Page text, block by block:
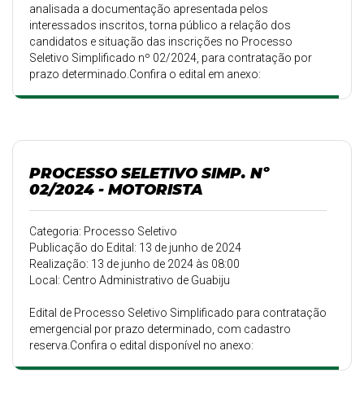
analisada a documentação apresentada pelos
interessados inscritos, torna público a relação dos
candidatos e situação das inscrições no Processo
Seletivo Simplificado nº 02/2024, para contratação por
prazo determinado.Confira o edital em anexo:
PROCESSO SELETIVO SIMP. Nº
02/2024 - MOTORISTA
Categoria: Processo Seletivo
Publicação do Edital: 13 de junho de 2024
Realização: 13 de junho de 2024 às 08:00
Local: Centro Administrativo de Guabiju
Edital de Processo Seletivo Simplificado para contratação
emergencial por prazo determinado, com cadastro
reserva.Confira o edital disponível no anexo: